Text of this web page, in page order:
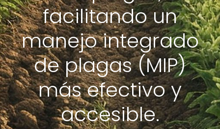
facilitando un
manejo integrado
de plagas (MIP)
más efectivo y
accesible.